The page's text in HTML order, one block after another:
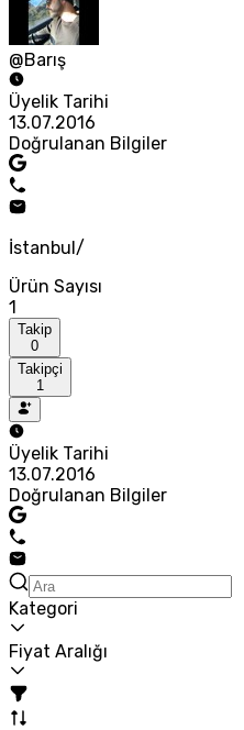
@Barış
Üyelik Tarihi
13.07.2016
Doğrulanan Bilgiler
İstanbul/
Ürün Sayısı
1
Takip
0
Takipçi
1
Üyelik Tarihi
13.07.2016
Doğrulanan Bilgiler
Kategori
Fiyat Aralığı